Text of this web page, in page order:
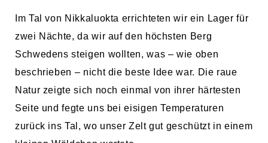
Im Tal von Nikkaluokta errichteten wir ein Lager für
zwei Nächte, da wir auf den höchsten Berg
Schwedens steigen wollten, was – wie oben
beschrieben – nicht die beste Idee war. Die raue
Natur zeigte sich noch einmal von ihrer härtesten
Seite und fegte uns bei eisigen Temperaturen
zurück ins Tal, wo unser Zelt gut geschützt in einem